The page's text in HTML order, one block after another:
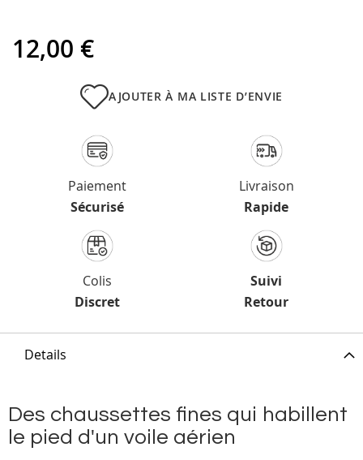
12,00 €
AJOUTER À MA LISTE D’ENVIE
Paiement
Sécurisé
Livraison
Rapide
Colis
Discret
Suivi
Retour
Details
Des chaussettes fines qui habillent
le pied d'un voile aérien